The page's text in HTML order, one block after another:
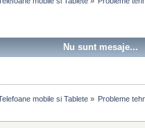
Nu sunt mesaje...
mobile si Tablete» Probleme